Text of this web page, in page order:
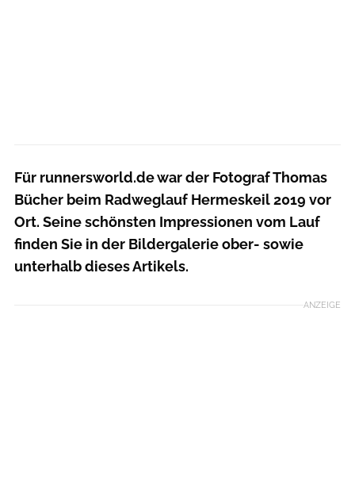
Für runnersworld.de war der Fotograf Thomas
Bücher beim Radweglauf Hermeskeil 2019 vor
Ort. Seine schönsten Impressionen vom Lauf
finden Sie in der Bildergalerie ober- sowie
unterhalb dieses Artikels.
ANZEIGE